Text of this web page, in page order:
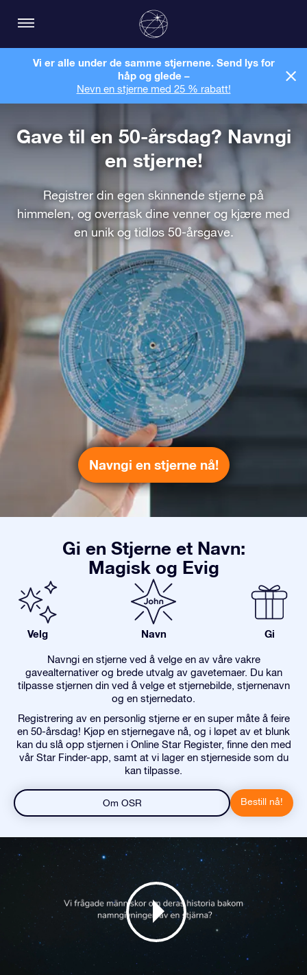
Vi er alle under de samme stjernene. Send lys for
håp og glede –
Nevn en stjerne med 25 % rabatt!
Gave til en 50-årsdag? Navngi
en stjerne!
Registrer din egen skinnende stjerne på
himmelen, og overrask dine venner og kjære med
en unik og tidløs 50-årsgave.
Navngi en stjerne nå!
Gi en Stjerne et Navn:
Magisk og Evig
Velg Navn Gi
Navngi en stjerne ved å velge en av våre vakre
gavealternativer og brede utvalg av gavetemaer. Du kan
tilpasse stjernen din ved å velge et stjernebilde, stjernenavn
og en stjernedato.
Registrering av en personlig stjerne er en super måte å feire
en 50-årsdag! Kjøp en stjernegave nå, og i løpet av et blunk
kan du slå opp stjernen i Online Star Register, finne den med
vår Star Finder-app, samt at vi lager en stjerneside som du
kan tilpasse.
Om OSR Bestill nå!